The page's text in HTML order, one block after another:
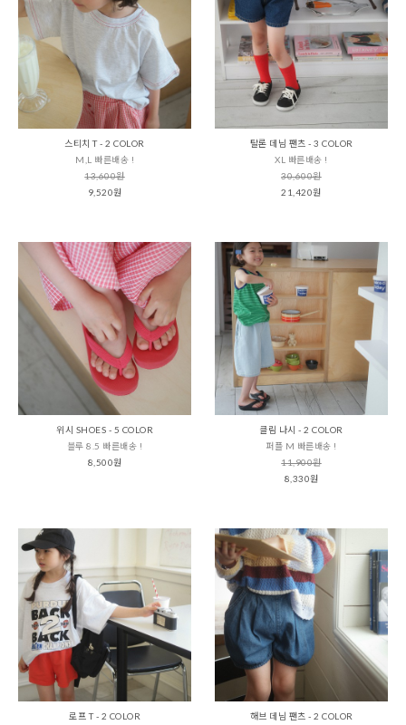
스티치 T - 2 COLOR
M,L 빠른배송 !
13,600원
9,520원
탈론 데님 팬츠 - 3 COLOR
XL 빠른배송 !
30,600원
21,420원
위시 SHOES - 5 COLOR
블루 8.5 빠른배송 !
8,500원
클림 나시 - 2 COLOR
퍼플 M 빠른배송 !
11,900원
8,330원
로프 T - 2 COLOR
해브 데님 팬츠 - 2 COLOR